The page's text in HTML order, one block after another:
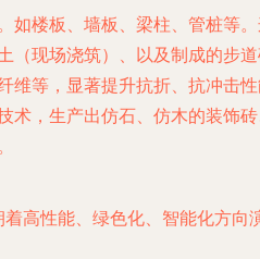
如楼板、墙板、梁柱、管桩等
（现场浇筑）、以及制成的步
维等，显著提升抗折、抗冲击
术，生产出仿石、仿木的装饰
高性能、绿色化、智能化方向